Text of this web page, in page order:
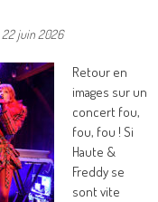
22 juin 2026
Retour en
images sur un
concert fou,
fou, fou ! Si
Haute &
Freddy se
sont vite